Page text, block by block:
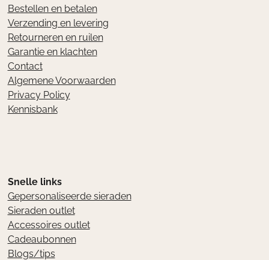
Bestellen en betalen
Verzending en levering
Retourneren en ruilen
Garantie en klachten
Contact
Algemene Voorwaarden
Privacy Policy
Kennisbank
Snelle links
Gepersonaliseerde sieraden
Sieraden outlet
Accessoires outlet
Cadeaubonnen
Blogs/tips